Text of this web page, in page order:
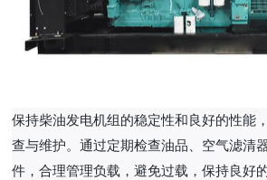
保持柴油发电机组的稳定性和良好的性能
查与维护。通过定期检查油品、空气滤清
件，合理管理负载，避免过载，保持良好